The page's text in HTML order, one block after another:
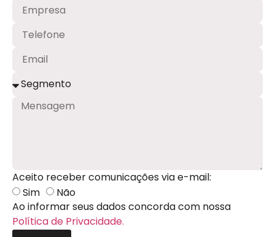
Aceito receber comunicações via e-mail:
Sim
Não
Ao informar seus dados concorda com nossa
Política de Privacidade.